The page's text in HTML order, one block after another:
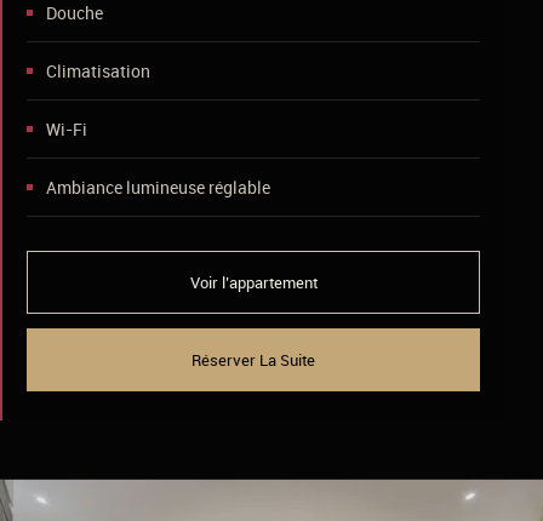
Douche
Climatisation
Wi-Fi
Ambiance lumineuse réglable
Voir l’appartement
Réserver La Suite